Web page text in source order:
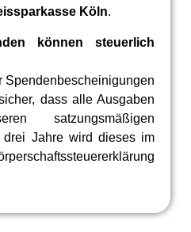
Köln.
können steuerlich
Spendenbescheinigungen
dass alle Ausgaben
satzungsmäßigen
Jahre wird dieses im